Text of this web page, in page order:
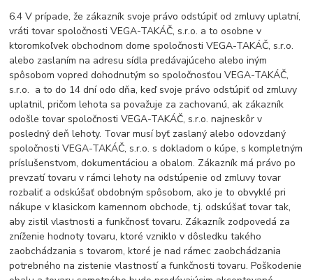
6.4 V prípade, že zákazník svoje právo odstúpiť od zmluvy uplatní,
vráti tovar spoločnosti VEGA-TAKÁČ, s.r.o. a to osobne v
ktoromkoľvek obchodnom dome spoločnosti VEGA-TAKÁČ, s.r.o.
alebo zaslaním na adresu sídla predávajúceho alebo iným
spôsobom vopred dohodnutým so spoločnosťou VEGA-TAKÁČ,
s.r.o. a to do 14 dní odo dňa, keď svoje právo odstúpiť od zmluvy
uplatnil, pričom lehota sa považuje za zachovanú, ak zákazník
odošle tovar spoločnosti VEGA-TAKÁČ, s.r.o. najneskôr v
posledný deň lehoty. Tovar musí byť zaslaný alebo odovzdaný
spoločnosti VEGA-TAKÁČ, s.r.o. s dokladom o kúpe, s kompletným
príslušenstvom, dokumentáciou a obalom. Zákazník má právo po
prevzatí tovaru v rámci lehoty na odstúpenie od zmluvy tovar
rozbaliť a odskúšať obdobným spôsobom, ako je to obvyklé pri
nákupe v klasickom kamennom obchode, t.j. odskúšať tovar tak,
aby zistil vlastnosti a funkčnosť tovaru. Zákazník zodpovedá za
zníženie hodnoty tovaru, ktoré vzniklo v dôsledku takého
zaobchádzania s tovarom, ktoré je nad rámec zaobchádzania
potrebného na zistenie vlastností a funkčnosti tovaru. Poškodenie